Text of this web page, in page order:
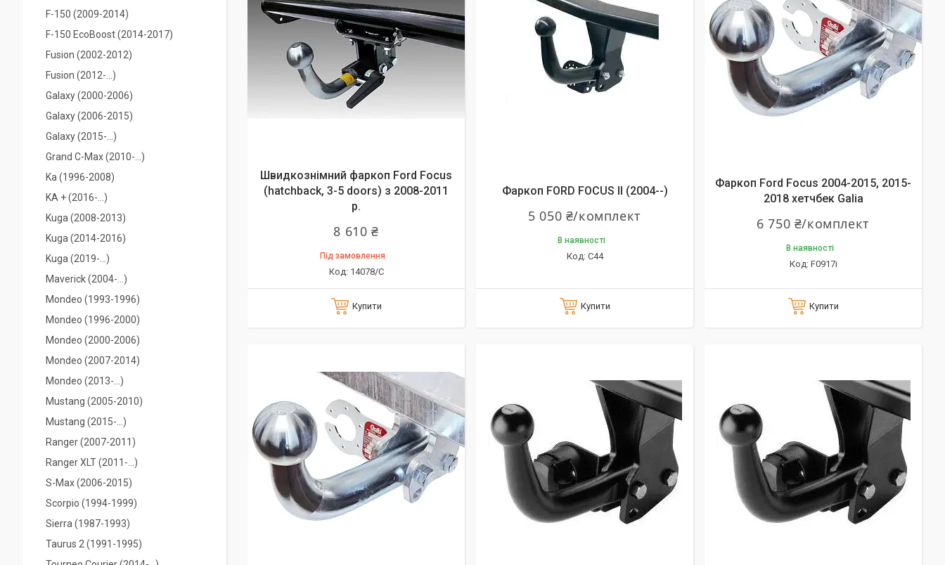
Швидкознімний фаркоп Ford Focus
(hatchback, 3-5 doors) з 2008-2011
р.
8 610 ₴
Під замовлення
14078/C
Купити
Фаркоп FORD FOCUS ІІ (2004--)
5 050 ₴/комплект
В наявності
C44
Купити
Фаркоп Ford Focus 2004-2015, 2015-
2018 хетчбек Galia
6 750 ₴/комплект
В наявності
F0917i
Купити
F-150 (2009-2014)
F-150 EcoBoost (2014-2017)
Fusion (2002-2012)
Fusion (2012-...)
Galaxy (2000-2006)
Galaxy (2006-2015)
Galaxy (2015-...)
Grand C-Max (2010-...)
Ka (1996-2008)
KA + (2016-...)
Kuga (2008-2013)
Kuga (2014-2016)
Kuga (2019-...)
Maverick (2004-...)
Mondeo (1993-1996)
Mondeo (1996-2000)
Mondeo (2000-2006)
Mondeo (2007-2014)
Mondeo (2013-...)
Mustang (2005-2010)
Mustang (2015-...)
Ranger (2007-2011)
Ranger XLT (2011-...)
S-Max (2006-2015)
Scorpio (1994-1999)
Sierra (1987-1993)
Taurus 2 (1991-1995)